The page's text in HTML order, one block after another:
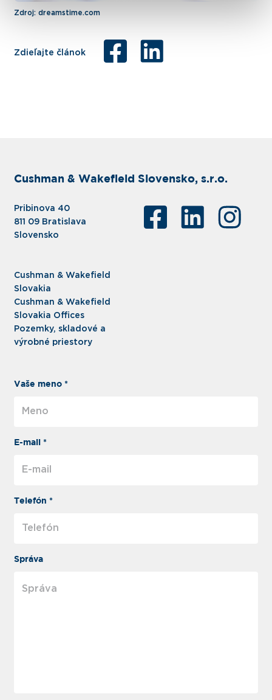
Zdroj: dreamstime.com
Zdieľajte článok
Cushman & Wakefield Slovensko, s.r.o.
Pribinova 40
811 09 Bratislava
Slovensko
Cushman & Wakefield
Slovakia
Cushman & Wakefield
Slovakia Offices
Pozemky, skladové a
výrobné priestory
Vaše meno *
E-mail *
Telefón *
Správa